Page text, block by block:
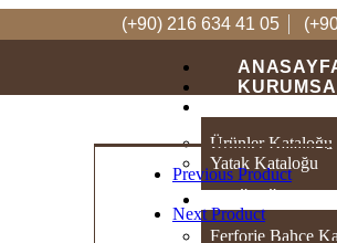
(+90) 216 634 41 05
Ürünler Kataloğu
Yatak Kataloğu
Ferforje Bahçe
Previous Product
Next Product